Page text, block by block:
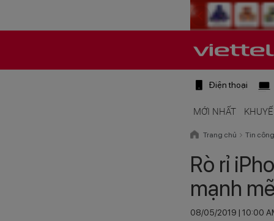
Điện thoại
MỚI NHẤT
Trang chủ Tin
Rò rỉ
mạnh
08/05/2019 | 10:00